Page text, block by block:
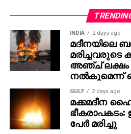
INDIA 2 days ago
മദീനയിലെ
അഞ്ച് ലക്ഷം
നല്‍കുമെന്ന്
GULF 2 days ago
മക്കമദീന
പേര്‍ മരിച്ചു